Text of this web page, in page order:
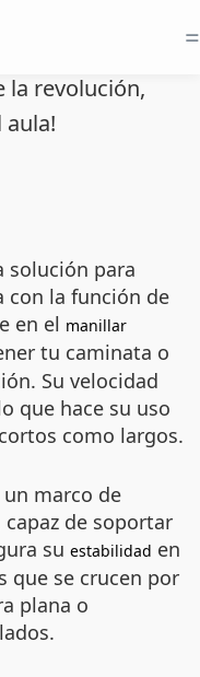
=
la revolución,
aula!
solución para
con la función de
en el manillar
tu caminata o
Su velocidad
que hace su uso
como largos.
marco de
de soportar
su estabilidad en
que se crucen por
plana o